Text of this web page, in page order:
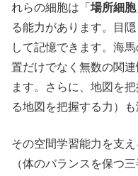
れらの細胞は「 場所細胞
る能力があります。目
して記憶できます。海
置だけでなく無数の関
ます。さらに、地図を
る地図を把握する力）も
その空間学習能力を支
（体のバランスを保つ